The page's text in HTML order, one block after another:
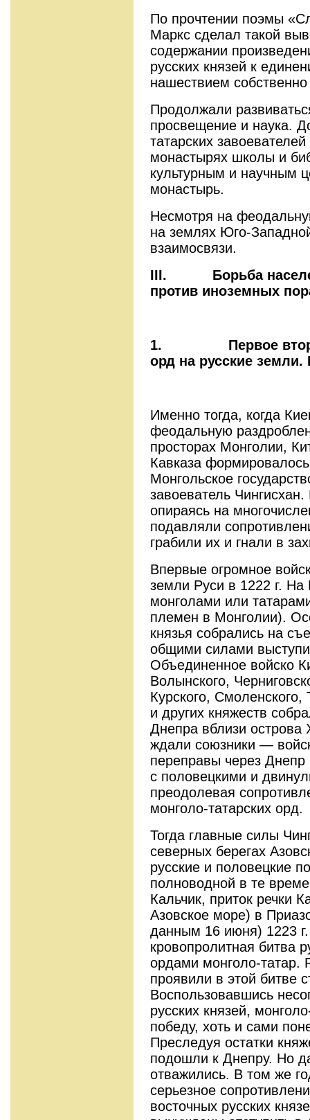
По прочтении поэмы
Маркс сделал такой
содержании
русских князей к
нашествием
Продолжали
просвещение и наука.
татарских
монастырях школы и
культурным и научным
монастырь.
Несмотря на
на землях Юго-
взаимосвязи.
III. Борьба
против иноземных
1. Первое
орд на русские
Именно тогда, когда
феодальную
просторах Монголии,
Кавказа
Монгольское
завоеватель
опираясь на
подавляли
грабили их и гнали в
Впервые огромное
земли Руси в 1222 г. На
монголами или
племен в Монголии).
князья собрались на
общими силами
Объединенное войско
Волынского,
Курского, Смоленского,
и других княжеств
Днепра вблизи острова
ждали союзники —
переправы через Днепр
с половецкими и
преодолевая
монголо-татарских орд.
Тогда главные силы
северных берегах
русские и половецкие
полноводной в те
Кальчик, приток речки
Азовское море) в
данным 16 июня) 1223 г.
кровопролитная битва
ордами монголо-татар.
проявили в этой битве
Воспользовавшись
русских князей,
победу, хоть и сами
Преследуя остатки
подошли к Днепру. Но
отважились. В том же
серьезное
восточных русских